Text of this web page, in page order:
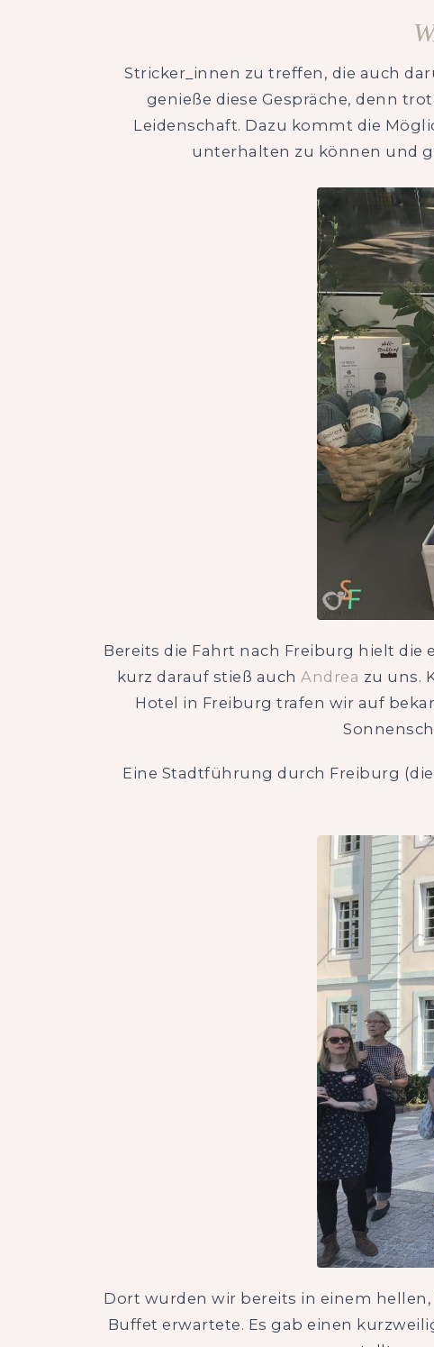
Stricker_innen zu treffen, die auch
genieße diese Gespräche, denn
Leidenschaft. Dazu kommt die
unterhalten zu können und
Bereits die Fahrt nach Freiburg hielt
kurz darauf stieß auchAndrea zu uns.
Hotel in Freiburg trafen wir auf
Eine Stadtführung durch Freiburg
Dort wurden wir bereits in einem
Buffet erwartete. Es gab einen